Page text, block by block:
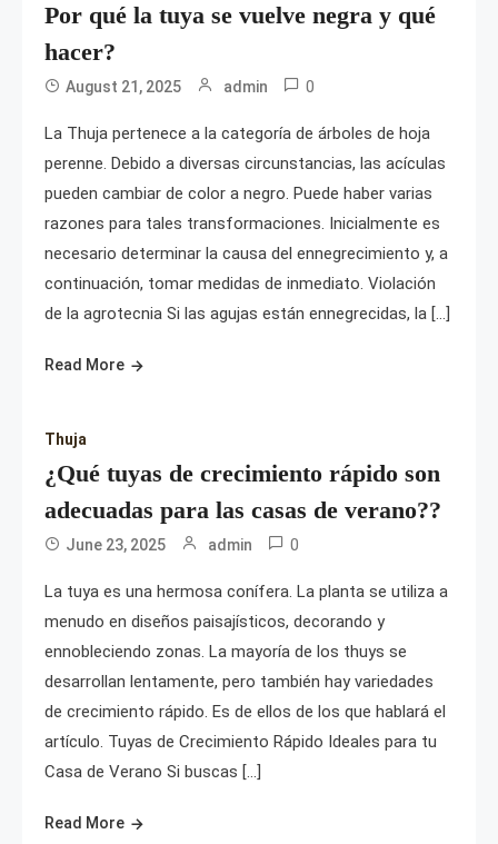
Por qué la tuya se vuelve negra y qué
hacer?
August 21, 2025 admin 0
La Thuja pertenece a la categoría de árboles de hoja
perenne. Debido a diversas circunstancias, las acículas
pueden cambiar de color a negro. Puede haber varias
razones para tales transformaciones. Inicialmente es
necesario determinar la causa del ennegrecimiento y, a
continuación, tomar medidas de inmediato. Violación
de la agrotecnia Si las agujas están ennegrecidas, la […]
Read More
Thuja
¿Qué tuyas de crecimiento rápido son
adecuadas para las casas de verano??
June 23, 2025 admin 0
La tuya es una hermosa conífera. La planta se utiliza a
menudo en diseños paisajísticos, decorando y
ennobleciendo zonas. La mayoría de los thuys se
desarrollan lentamente, pero también hay variedades
de crecimiento rápido. Es de ellos de los que hablará el
artículo. Tuyas de Crecimiento Rápido Ideales para tu
Casa de Verano Si buscas […]
Read More